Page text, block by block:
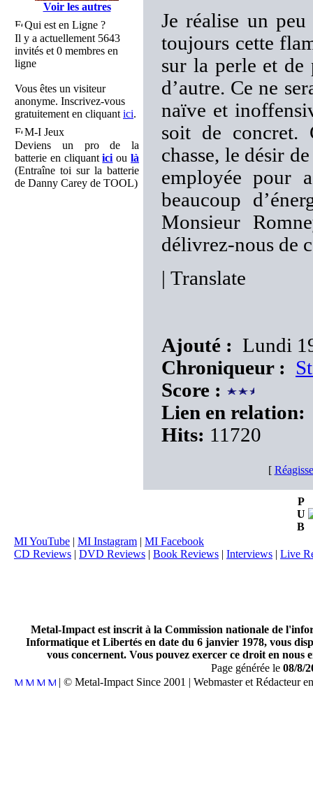
Voir les autres
Qui est en Ligne ?
Il y a actuellement 5643
invités et 0 membres en
ligne
Vous êtes un visiteur
anonyme. Inscrivez-vous
gratuitement en cliquant ici.
M-I Jeux
Deviens un pro de la
batterie en cliquantici oulà
(Entraîne toi sur la batterie
de Danny Carey de TOOL)
Je réalise un
toujours cette
sur la perle et de
d’autre. Ce ne
naïve et
soit de concret.
chasse, le désir
employée pour
beaucoup
Monsieur
délivrez-nous de
| Translate
Ajouté : Lundi
Chroniqueur :
Score :
Lien en relation:
Hits: 11720
[
P
U
B
MI YouTube | MI Instagram | MI Facebook
CD Reviews | DVD Reviews | Book Reviews | Interviews | Live
Metal-Impact est inscrit à la Commission nationale de
Informatique et Libertés en date du 6 janvier 1978, vous
vous concernent. Vous pouvez exercer ce droit en
Page générée le 08/8/
| © Metal-Impact Since 2001 | Webmaster et Rédacteur